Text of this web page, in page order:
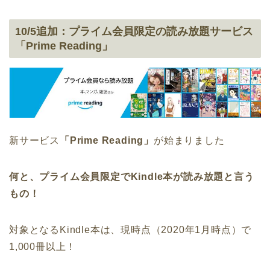
10/5追加：プライム会員限定の読み放題サービス
「Prime Reading」
新サービス 「Prime Reading」 が始まりました
何と、プライム会員限定でKindle本が読み放題と言う
もの！
対象となるKindle本は、現時点（2020年1月時点）で
1,000冊以上！